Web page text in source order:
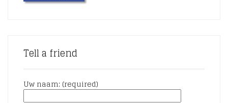
Tell a friend
Uw naam: (required)